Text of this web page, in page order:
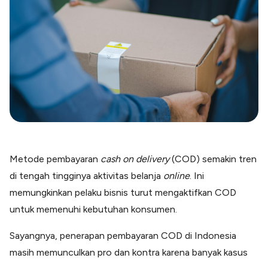
Paper XB
Bayar luar negeri pakai kartu kredit
Kartu Kredit Bisnis
Paper Card
Satu kartu untuk bisnis & personal
Paper Horizon
Kartu korporat expense terlengkap
Food & Beverages
Kelola Multi Outlet & Supplier
Konstruksi
Kelola Pembayaran Termin Proyek
Blog
Kumpulan tips dan informasi bisnis
Metode pembayaran cash on delivery(COD) semakin tren
di tengah tingginya aktivitas belanja online. Ini
memungkinkan pelaku bisnis turut mengaktifkan COD
untuk memenuhi kebutuhan konsumen.
Sayangnya, penerapan pembayaran COD di Indonesia
masih memunculkan pro dan kontra karena banyak kasus